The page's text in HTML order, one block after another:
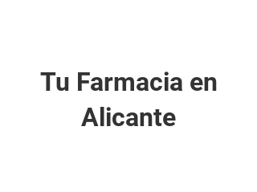
Tu Farmacia en
Alicante